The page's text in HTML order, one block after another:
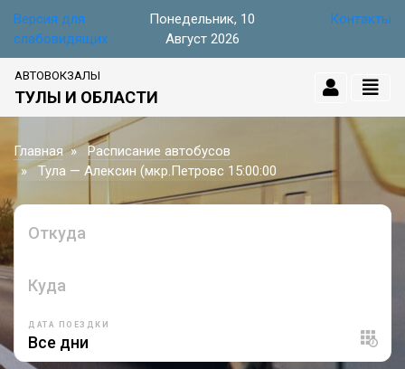
Версия для
слабовидящих
Понедельник, 10
Август 2026
Контакты
АВТОВОКЗАЛЫ
ТУЛЫ И ОБЛАСТИ
Главная
Расписание автобусов
Тула — Алексин (мкр.Петровс 15:00:00
Откуда
Куда
ДАТА ПОЕЗДКИ